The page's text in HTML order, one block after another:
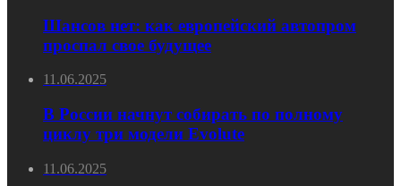
Шансов нет: как европейский автопром
проспал свое будущее
11.06.2025
В России начнут собирать по полному
циклу три модели Evolute
11.06.2025